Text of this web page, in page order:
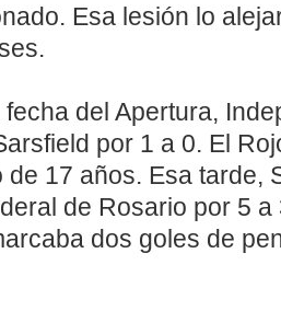
Esa lesión lo
del Apertura,
por 1 a 0. El
de 17 años. Esa tarde,
de Rosario por 5
dos goles de